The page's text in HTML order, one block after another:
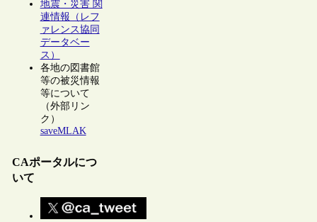
地震・災害 関
連情報（レフ
ァレンス協同
データベー
ス）
各地の図書館
等の被災情報
等について
（外部リン
ク）
saveMLAK
CAポータルにつ
いて